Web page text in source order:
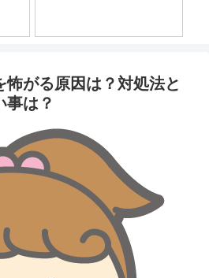
怖がる原因は？対処法と
事は？